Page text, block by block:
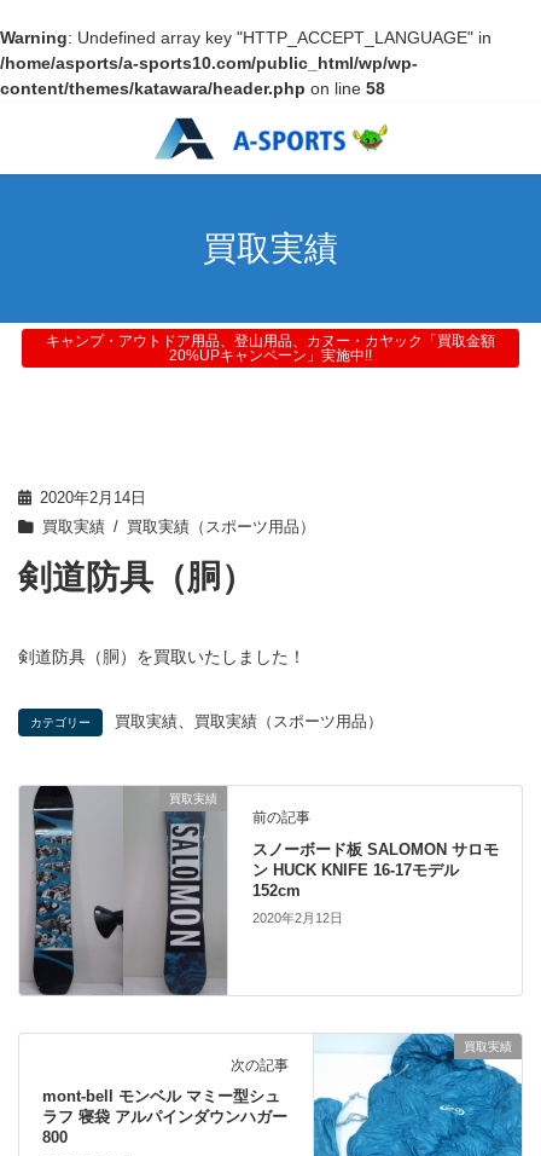
Warning: Undefined array key "HTTP_ACCEPT_LANGUAGE" in
/home/asports/a-sports10.com/public_html/wp/wp-
content/themes/katawara/header.php on line 58
買取実績
キャンプ・アウトドア用品、登山用品、カヌー・カヤック「買取金額
20%UPキャンペーン」実施中!!
2020年2月14日
買取実績
買取実績（スポーツ用品）
剣道防具（胴）
剣道防具（胴）を買取いたしました！
カテゴリー 買取実績、 買取実績（スポーツ用品）
買取実績
前の記事
スノーボード板 SALOMON サロモ
ン HUCK KNIFE 16-17モデル
152cm
2020年2月12日
買取実績
次の記事
mont-bell モンベル マミー型シュ
ラフ 寝袋 アルパインダウンハガー
800